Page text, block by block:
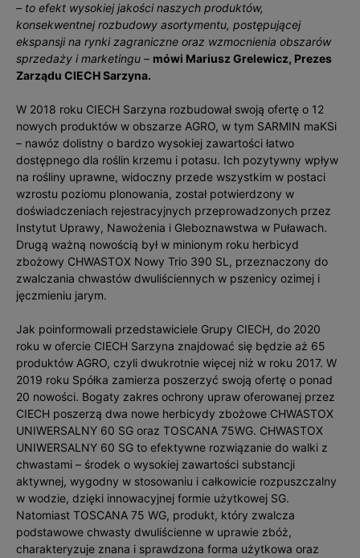
– to efekt wysokiej jakości naszych produktów,
konsekwentnej rozbudowy asortymentu, postępującej
ekspansji na rynki zagraniczne oraz wzmocnienia obszarów
sprzedaży i marketingu – mówi Mariusz Grelewicz, Prezes
Zarządu CIECH Sarzyna.
W 2018 roku CIECH Sarzyna rozbudował swoją ofertę o 12
nowych produktów w obszarze AGRO, w tym SARMIN maKSi
– nawóz dolistny o bardzo wysokiej zawartości łatwo
dostępnego dla roślin krzemu i potasu. Ich pozytywny wpływ
na rośliny uprawne, widoczny przede wszystkim w postaci
wzrostu poziomu plonowania, został potwierdzony w
doświadczeniach rejestracyjnych przeprowadzonych przez
Instytut Uprawy, Nawożenia i Gleboznawstwa w Puławach.
Drugą ważną nowością był w minionym roku herbicyd
zbożowy CHWASTOX Nowy Trio 390 SL, przeznaczony do
zwalczania chwastów dwuliściennych w pszenicy ozimej i
jęczmieniu jarym.
Jak poinformowali przedstawiciele Grupy CIECH, do 2020
roku w ofercie CIECH Sarzyna znajdować się będzie aż 65
produktów AGRO, czyli dwukrotnie więcej niż w roku 2017. W
2019 roku Spółka zamierza poszerzyć swoją ofertę o ponad
20 nowości. Bogaty zakres ochrony upraw oferowanej przez
CIECH poszerzą dwa nowe herbicydy zbożowe CHWASTOX
UNIWERSALNY 60 SG oraz TOSCANA 75WG. CHWASTOX
UNIWERSALNY 60 SG to efektywne rozwiązanie do walki z
chwastami – środek o wysokiej zawartości substancji
aktywnej, wygodny w stosowaniu i całkowicie rozpuszczalny
w wodzie, dzięki innowacyjnej formie użytkowej SG.
Natomiast TOSCANA 75 WG, produkt, który zwalcza
podstawowe chwasty dwuliścienne w uprawie zbóż,
charakteryzuje znana i sprawdzona forma użytkowa oraz